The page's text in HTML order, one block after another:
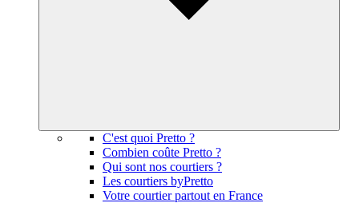
C'est quoi Pretto ?
Combien coûte Pretto ?
Qui sont nos courtiers ?
Les courtiers byPretto
Votre courtier partout en France